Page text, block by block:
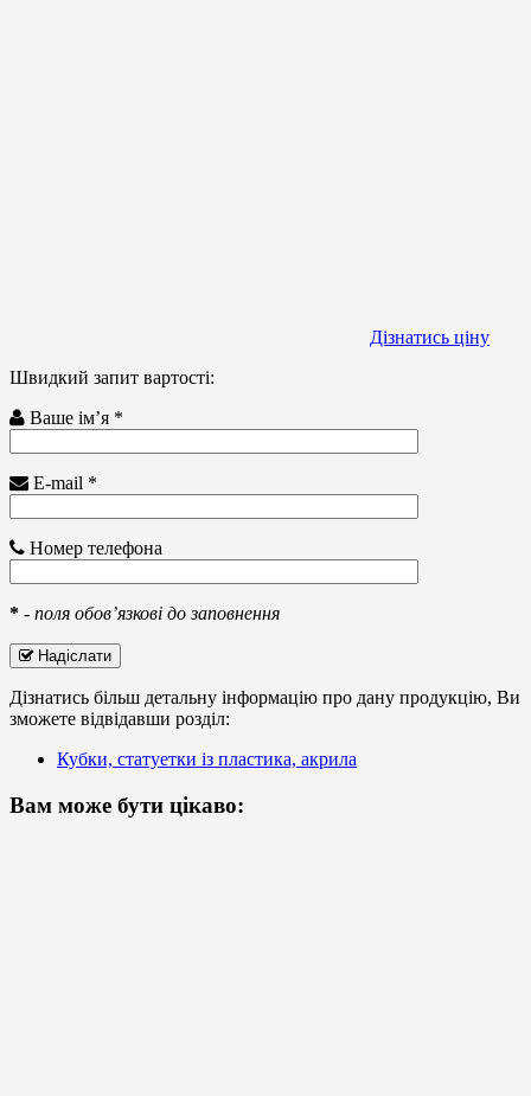
Дізнатись ціну
Швидкий запит вартості:
Ваше ім’я *
E-mail *
Номер телефона
* - поля обов’язкові до заповнення
Надіслати
Дізнатись більш детальну інформацію про дану продукцію, Ви
зможете відвідавши розділ:
Кубки, статуетки із пластика, акрила
Вам може бути цікаво: